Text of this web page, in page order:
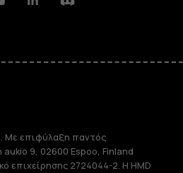
LinkedinDiscord
Με επιφύλαξη παντός
9, 02600 Espoo, Finland
επιχείρησης 2724044-2. Η HMD